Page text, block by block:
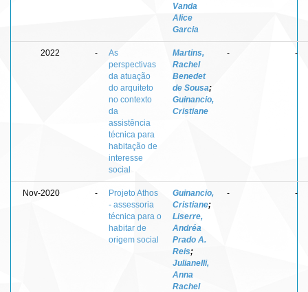
Vanda
Alice
Garcia
2022 -
As
perspectivas
da atuação
do arquiteto
no contexto
da
assistência
técnica para
habitação de
interesse
social
Martins,
Rachel
Benedet
de Sousa;
Guinancio,
Cristiane
- -
Nov-2020 -
Projeto Athos
- assessoria
técnica para o
habitar de
origem social
Guinancio,
Cristiane;
Liserre,
Andréa
Prado A.
Reis;
Julianelli,
Anna
Rachel
- -